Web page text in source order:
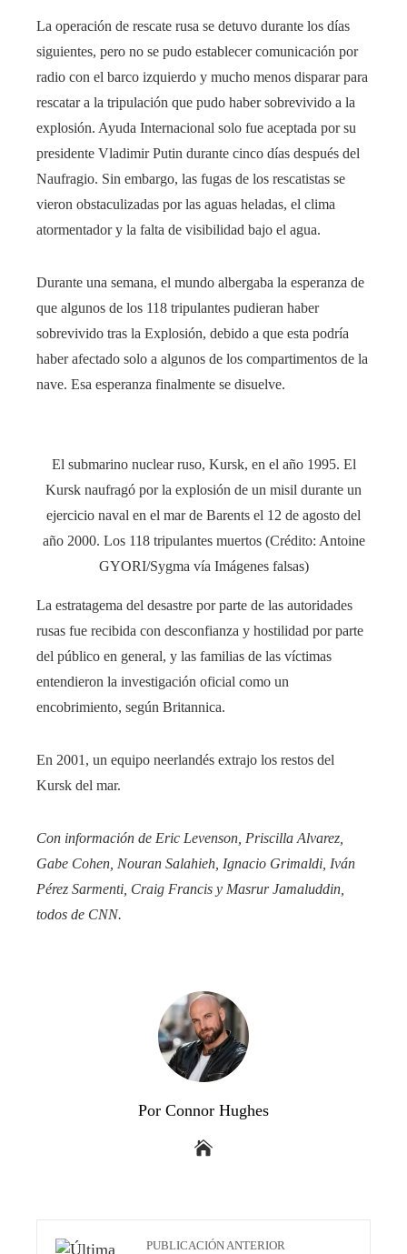
La operación de rescate rusa se detuvo durante los días
siguientes, pero no se pudo establecer comunicación por
radio con el barco izquierdo y mucho menos disparar para
rescatar a la tripulación que pudo haber sobrevivido a la
explosión. Ayuda Internacional solo fue aceptada por su
presidente Vladimir Putin durante cinco días después del
Naufragio. Sin embargo, las fugas de los rescatistas se
vieron obstaculizadas por las aguas heladas, el clima
atormentador y la falta de visibilidad bajo el agua.
Durante una semana, el mundo albergaba la esperanza de
que algunos de los 118 tripulantes pudieran haber
sobrevivido tras la Explosión, debido a que esta podría
haber afectado solo a algunos de los compartimentos de la
nave. Esa esperanza finalmente se disuelve.
El submarino nuclear ruso, Kursk, en el año 1995. El
Kursk naufragó por la explosión de un misil durante un
ejercicio naval en el mar de Barents el 12 de agosto del
año 2000. Los 118 tripulantes muertos (Crédito: Antoine
GYORI/Sygma vía Imágenes falsas)
La estratagema del desastre por parte de las autoridades
rusas fue recibida con desconfianza y hostilidad por parte
del público en general, y las familias de las víctimas
entendieron la investigación oficial como un
encobrimiento, según Britannica.
En 2001, un equipo neerlandés extrajo los restos del
Kursk del mar.
Con información de Eric Levenson, Priscilla Alvarez,
Gabe Cohen, Nouran Salahieh, Ignacio Grimaldi, Iván
Pérez Sarmenti, Craig Francis y Masrur Jamaluddin,
todos de CNN.
Por Connor Hughes
PUBLICACIÓN ANTERIOR